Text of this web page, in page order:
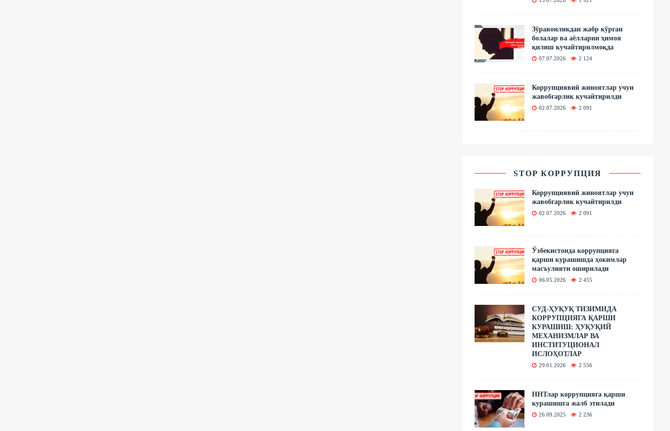
Зўравонликдан жабр кўрган
болалар ва аёлларни ҳимоя
қилиш кучайтирилмоқда
07.07.2026 2 124
Коррупциявий жиноятлар учун
жавобгарлик кучайтирилди
02.07.2026 2 091
STOP КОРРУПЦИЯ
Коррупциявий жиноятлар учун
жавобгарлик кучайтирилди
02.07.2026 2 091
Ўзбекистонда коррупцияга
қарши курашишда ҳокимлар
масъулияти оширилади
06.05.2026 2 455
СУД-ҲУҚУҚ ТИЗИМИДА
КОРРУПЦИЯГА ҚАРШИ
КУРАШИШ: ҲУҚУҚИЙ
МЕХАНИЗМЛАР ВА
ИНСТИТУЦИОНАЛ
ИСЛОҲОТЛАР
29.01.2026 2 556
ННТлар коррупцияга қарши
курашишга жалб этилади
26.09.2025 2 236